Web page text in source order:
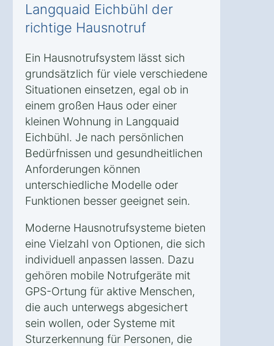
Langquaid Eichbühl der
richtige Hausnotruf
Ein Hausnotrufsystem lässt sich
grundsätzlich für viele verschiedene
Situationen einsetzen, egal ob in
einem großen Haus oder einer
kleinen Wohnung in Langquaid
Eichbühl. Je nach persönlichen
Bedürfnissen und gesundheitlichen
Anforderungen können
unterschiedliche Modelle oder
Funktionen besser geeignet sein.
Moderne Hausnotrufsysteme bieten
eine Vielzahl von Optionen, die sich
individuell anpassen lassen. Dazu
gehören mobile Notrufgeräte mit
GPS-Ortung für aktive Menschen,
die auch unterwegs abgesichert
sein wollen, oder Systeme mit
Sturzerkennung für Personen, die